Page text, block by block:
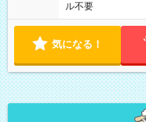
ル不要
気になる！